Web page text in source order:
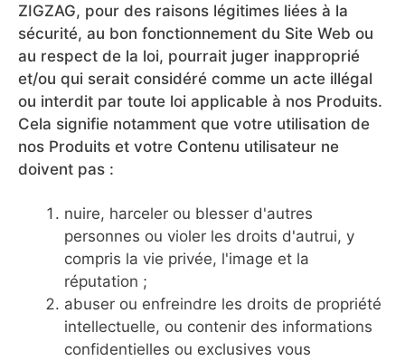
ZIGZAG, pour des raisons légitimes liées à la
sécurité, au bon fonctionnement du Site Web ou
au respect de la loi, pourrait juger inapproprié
et/ou qui serait considéré comme un acte illégal
ou interdit par toute loi applicable à nos Produits.
Cela signifie notamment que votre utilisation de
nos Produits et votre Contenu utilisateur ne
doivent pas :
nuire, harceler ou blesser d'autres
personnes ou violer les droits d'autrui, y
compris la vie privée, l'image et la
réputation ;
abuser ou enfreindre les droits de propriété
intellectuelle, ou contenir des informations
confidentielles ou exclusives vous